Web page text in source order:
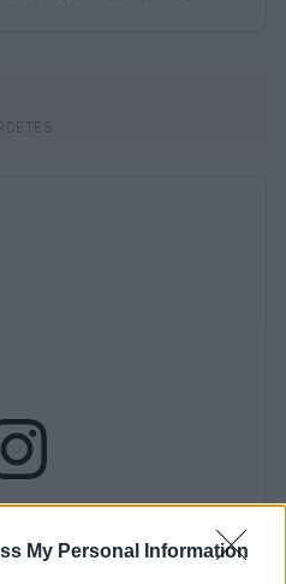
My Personal Information